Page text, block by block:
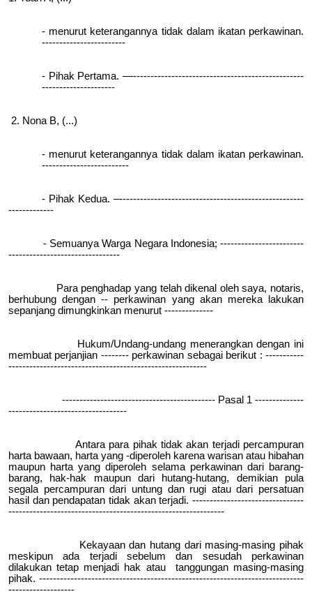
- menurut keterangannya tidak dalam ikatan perkawinan.
------------------------
- Pihak Pertama. —-------------------------------------------------
---------------------
2. Nona B, (...)
- menurut keterangannya tidak dalam ikatan perkawinan.
-------------------------
- Pihak Kedua. –-----------------------------------------------------
-------------
- Semuanya Warga Negara Indonesia; ------------------------
--------------------------------
Para penghadap yang telah dikenal oleh saya, notaris,
berhubung dengan -- perkawinan yang akan mereka lakukan
sepanjang dimungkinkan menurut --------------
Hukum/Undang-undang menerangkan dengan ini
membuat perjanjian -------- perkawinan sebagai berikut : -----------
---------------------------------------------------------
-------------------------------------------- Pasal 1 --------------
----------------------------------
Antara para pihak tidak akan terjadi percampuran
harta bawaan, harta yang -diperoleh karena warisan atau hibahan
maupun harta yang diperoleh selama perkawinan dari barang-
barang, hak-hak maupun dari hutang-hutang, demikian pula
segala percampuran dari untung dan rugi atau dari persatuan
hasil dan pendapatan tidak akan terjadi. --------------------------------
--------------------------------------------------------------
Kekayaan dan hutang dari masing-masing pihak
meskipun ada terjadi sebelum dan sesudah perkawinan
dilakukan tetap menjadi hak atau tanggungan masing-masing
pihak. ----------------------------------------------------------------------------
-------------------